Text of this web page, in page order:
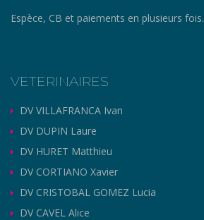
Espèce, CB et paiements en plusieurs fois.
VETERINAIRES
DV VILLAFRANCA Ivan
DV DUPIN Laure
DV HURET Matthieu
DV CORTIANO Xavier
DV CRISTOBAL GOMEZ Lucia
DV CAVEL Alice